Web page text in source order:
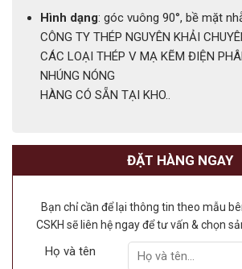
Hình dạng: góc vuông 90°, bề mặt
CÔNG TY THÉP NGUYÊN KHẢI
CÁC LOẠI THÉP V MẠ KẼM ĐIỆN
NHÚNG NÓNG
HÀNG CÓ SẴN TẠI KHO..
ĐẶT HÀNG NGAY
Bạn chỉ cần để lại thông tin theo mẫu
CSKH sẽ liên hệ ngay để tư vấn & chọn
Họ và tên